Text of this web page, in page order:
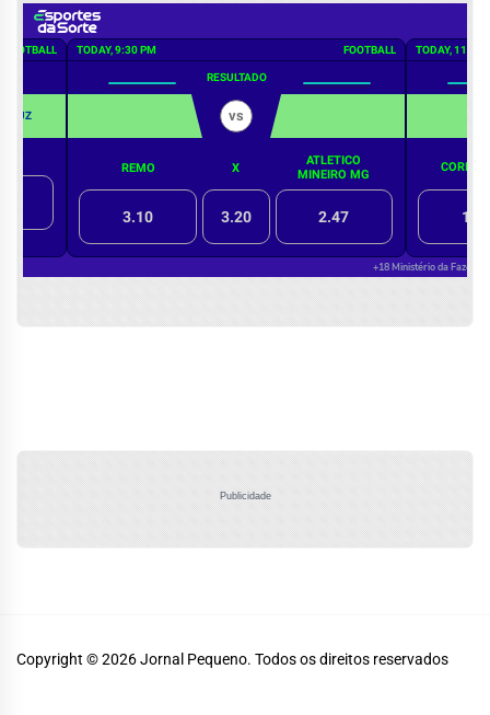
Publicidade
Copyright © 2026Jornal Pequeno. Todos os direitos reservados